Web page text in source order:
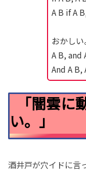
A B if A
おかしい
A B, and
And A B,
「闇雲
い。」
酒井戸が穴イドに言